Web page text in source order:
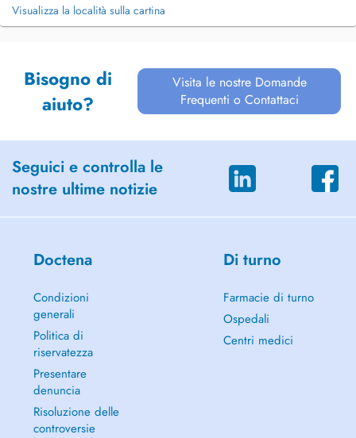
Visualizza la località sulla cartina
Bisogno di
aiuto?
Visita le nostre Domande
Frequenti o Contattaci
Seguici e controlla le
nostre ultime notizie
Doctena
Condizioni
generali
Politica di
riservatezza
Presentare
denuncia
Risoluzione delle
controversie
Di turno
Farmacie di turno
Ospedali
Centri medici